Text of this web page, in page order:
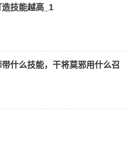
技能越高_1
什么技能，干将莫邪用什么召